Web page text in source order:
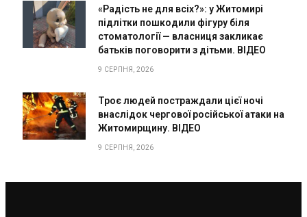
«Радість не для всіх?»: у Житомирі
підлітки пошкодили фігуру біля
стоматології — власниця закликає
батьків поговорити з дітьми. ВІДЕО
9 СЕРПНЯ, 2026
Троє людей постраждали цієї ночі
внаслідок чергової російської атаки на
Житомирщину. ВІДЕО
9 СЕРПНЯ, 2026